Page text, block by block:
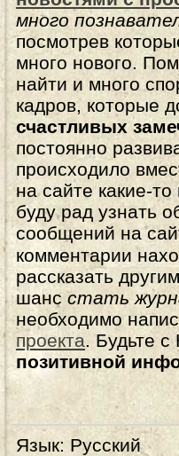
много
посмотрев
много нового.
найти и много
кадров, которые
счастливых
постоянно
происходило
на сайте какие-
буду рад узнать
сообщений на
комментарии
рассказать
шанс стать
необходимо
проекта. Будьте
позитивной
Язык: Русский